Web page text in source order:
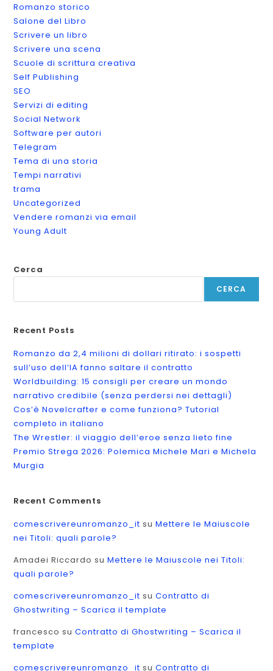
Romanzo storico
Salone del Libro
Scrivere un libro
Scrivere una scena
Scuole di scrittura creativa
Self Publishing
SEO
Servizi di editing
Social Network
Software per autori
Telegram
Tema di una storia
Tempi narrativi
trama
Uncategorized
Vendere romanzi via email
Young Adult
Cerca
CERCA
Recent Posts
Romanzo da 2,4 milioni di dollari ritirato: i sospetti
sull’uso dell’IA fanno saltare il contratto
Worldbuilding: 15 consigli per creare un mondo
narrativo credibile (senza perdersi nei dettagli)
Cos’è Novelcrafter e come funziona? Tutorial
completo in italiano
The Wrestler: il viaggio dell’eroe senza lieto fine
Premio Strega 2026: Polemica Michele Mari e Michela
Murgia
Recent Comments
comescrivereunromanzo_it suMettere le Maiuscole
nei Titoli: quali parole?
Amadei Riccardo suMettere le Maiuscole nei Titoli:
quali parole?
comescrivereunromanzo_it suContratto di
Ghostwriting – Scarica il template
francesco suContratto di Ghostwriting – Scarica il
template
comescrivereunromanzo_it suContratto di